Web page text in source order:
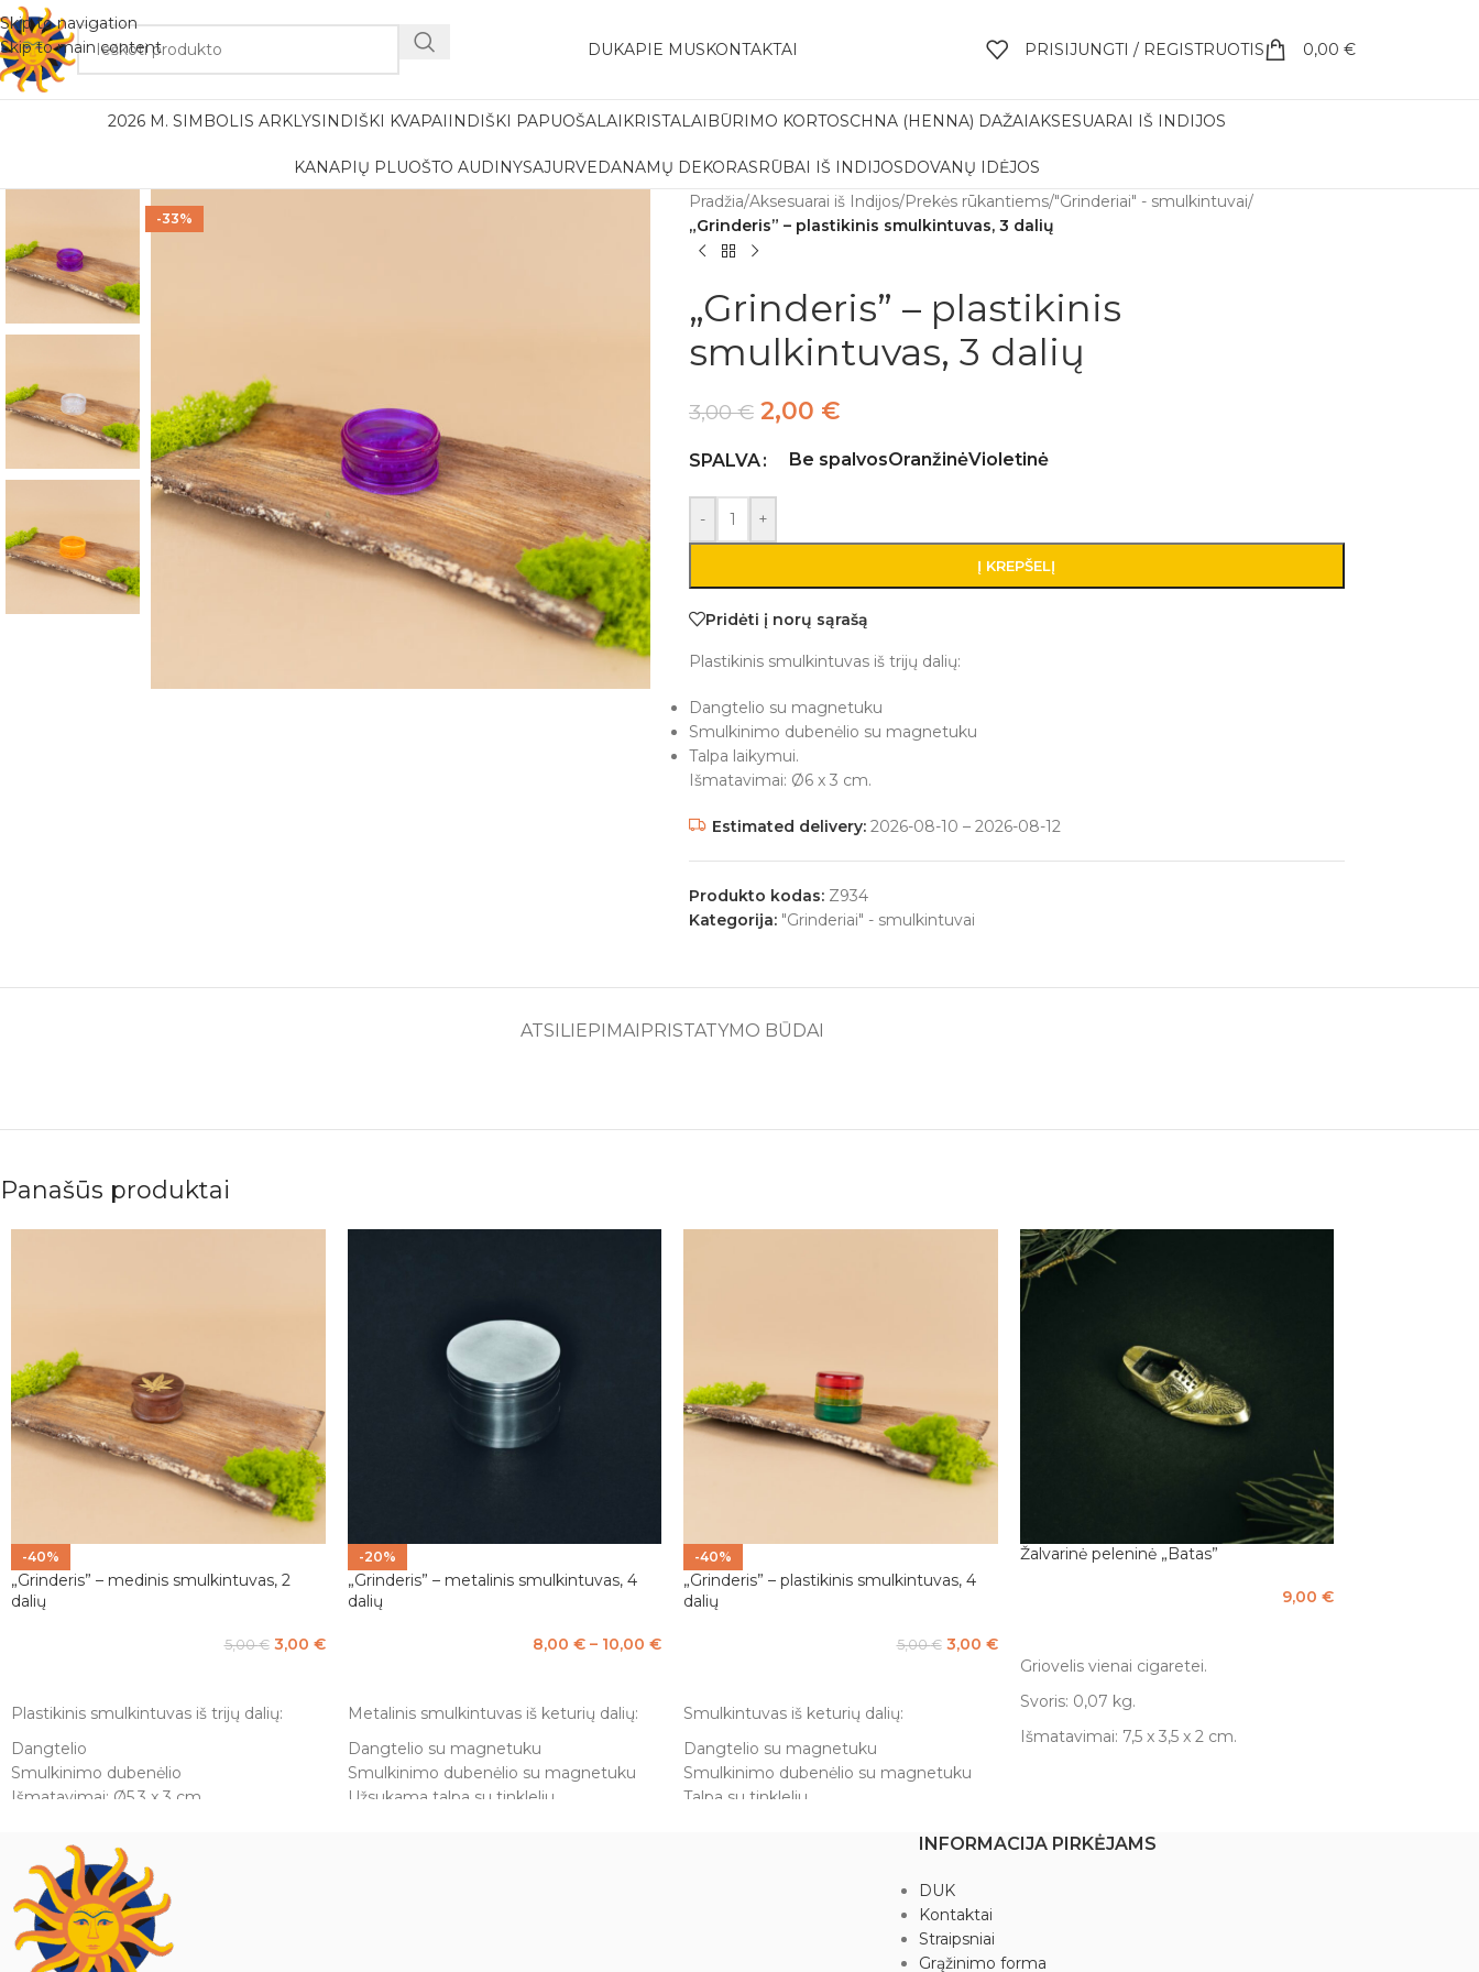
Skip to navigation
Skip to main content
DUKAPIE MUSKONTAKTAI PRISIJUNGTI / REGISTRUOTIS 0,00 €
2026 M. SIMBOLIS ARKLYSINDIŠKI KVAPAI INDIŠKI PAPUOŠALAI KRISTALAI BŪRIMO KORTOSCHNA (HENNA) DAŽAIAKSESUARAI IŠ INDIJOS
KANAPIŲ PLUOŠTO AUDINYSAJURVEDANAMŲ DEKORASRŪBAI IŠ INDIJOSDOVANŲ IDĖJOS
-33%
Pradžia/Aksesuarai iš Indijos/Prekės rūkantiems/"Grinderiai" - smulkintuvai/
„Grinderis” – plastikinis smulkintuvas, 3 dalių
„Grinderis” – plastikinis
smulkintuvas, 3 dalių
3,00€ 2,00 €
SPALVA Be spalvosOranžinėVioletinė
- +
Į KREPŠELĮ
Pridėti į norų sąrašą
Plastikinis smulkintuvas iš trijų dalių:
Dangtelio su magnetuku
Smulkinimo dubenėlio su magnetuku
Talpa laikymui.
Išmatavimai: Ø6 x 3 cm.
Estimated delivery:2026-08-10 – 2026-08-12
Produkto kodas: Z934
Kategorija: "Grinderiai" - smulkintuvai
ATSILIEPIMAIPRISTATYMO BŪDAI
Panašūs produktai
-40%
„Grinderis” – medinis smulkintuvas, 2
dalių
5,00€ 3,00 €
Plastikinis smulkintuvas iš trijų dalių:
Dangtelio
Smulkinimo dubenėlio
Išmatavimai: Ø5,3 x 3 cm.
-20%
„Grinderis” – metalinis smulkintuvas, 4
dalių
8,00 € – 10,00 €
Metalinis smulkintuvas iš keturių dalių:
Dangtelio su magnetuku
Smulkinimo dubenėlio su magnetuku
Užsukama talpa su tinkleliu
-40%
„Grinderis” – plastikinis smulkintuvas, 4
dalių
5,00€ 3,00 €
Smulkintuvas iš keturių dalių:
Dangtelio su magnetuku
Smulkinimo dubenėlio su magnetuku
Talpa su tinkleliu
Žalvarinė peleninė „Batas”
9,00 €
Griovelis vienai cigaretei.
Svoris: 0,07 kg.
Išmatavimai: 7,5 x 3,5 x 2 cm.
INFORMACIJA PIRKĖJAMS
DUK
Kontaktai
Straipsniai
Grąžinimo forma